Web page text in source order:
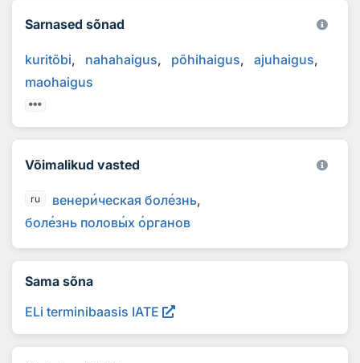
Sarnased sõnad
kuritõbi nahahaigus põhihaigus
ajuhaigus
maohaigus
Võimalikud vasted
ru венерическая болезнь
болезнь половых органов
Sama sõna
ELi terminibaasis IATE